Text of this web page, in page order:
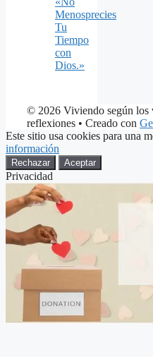
Menosprecies
Tu
Tiempo
con
Dios.»
© 2026 Viviendo según los
reflexiones • Creado con
Este sitio usa cookies para una
información
Rechazar Aceptar
Privacidad